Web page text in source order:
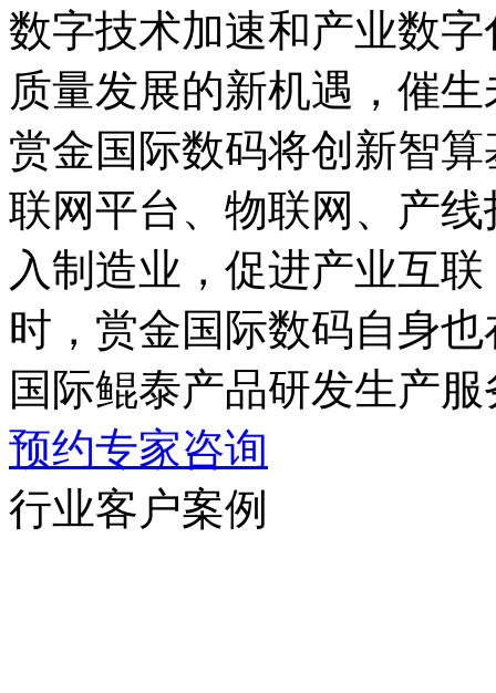
数字技术加速和产业数字
质量发展的新机遇，
赏金国际数码将创新智算
联网平台、物联网
入制造业，促进产业互
时，赏金国际数码自身
国际鲲泰产品研发生产
预约专家咨询
行业客户案例